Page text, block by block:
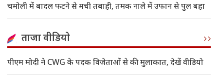
चमोली में बादल फटने से मची तबाही, तमक नाले में उफान से पुल बहा
ताजा वीडियो
पीएम मोदी ने CWG के पदक विजेताओं से की मुलाकात, देखें वीडियो